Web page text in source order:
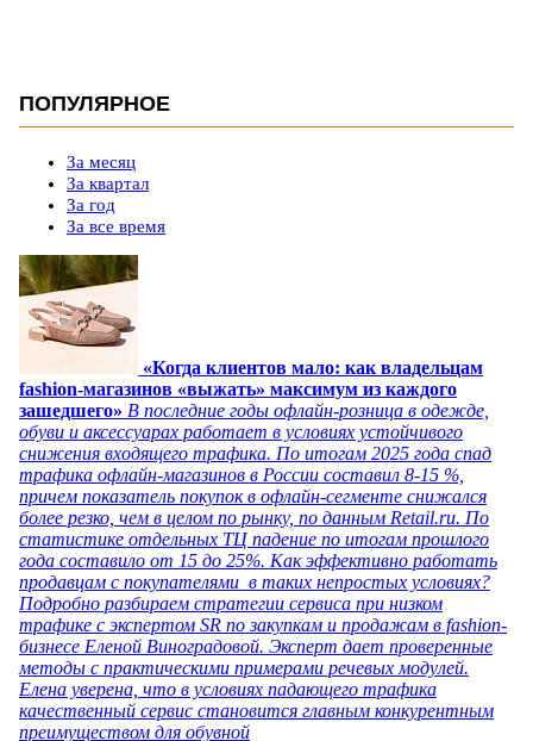
ПОПУЛЯРНОЕ
За месяц
За квартал
За год
За все время
«Когда клиентов мало: как владельцам
fashion-магазинов «выжать» максимум из каждого
зашедшего» В последние годы офлайн-розница в одежде,
обуви и аксессуарах работает в условиях устойчивого
снижения входящего трафика. По итогам 2025 года спад
трафика офлайн-магазинов в России составил 8-15 %,
причем показатель покупок в офлайн-сегменте снижался
более резко, чем в целом по рынку, по данным Retail.ru. По
статистике отдельных ТЦ падение по итогам прошлого
года составило от 15 до 25%. Как эффективно работать
продавцам с покупателями в таких непростых условиях?
Подробно разбираем стратегии сервиса при низком
трафике с экспертом SR по закупкам и продажам в fashion-
бизнесе Еленой Виноградовой. Эксперт дает проверенные
методы с практическими примерами речевых модулей.
Елена уверена, что в условиях падающего трафика
качественный сервис становится главным конкурентным
преимуществом для обувной